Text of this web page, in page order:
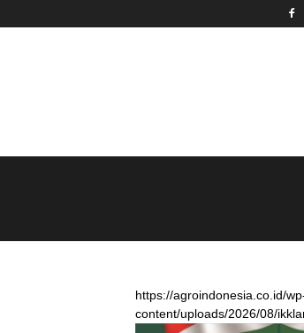
https://agroindonesia.co.id/
content/uploads/2026/08/